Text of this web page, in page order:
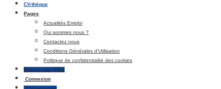
CV-thèque
Pages
Actualités Emploi
Qui sommes nous ?
Contactez nous
Conditions Générales d’Utilisation
Politique de confidentialité des cookies
Publier une Offre
Connexion